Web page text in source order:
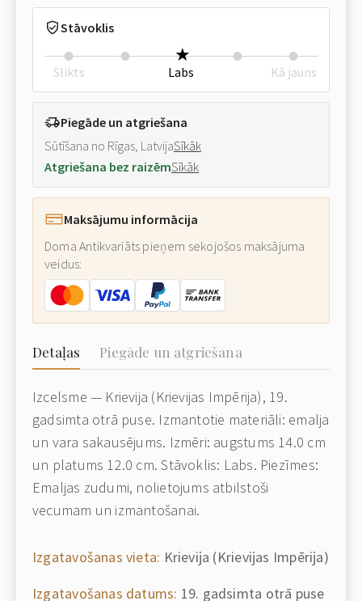
Stāvoklis
Slikts Labs Kā jauns
Piegāde un atgriešana
Sūtīšana no Rīgas, LatvijaSīkāk
Atgriešana bez raizēmSīkāk
Maksājumu informācija
Doma Antikvariāts pieņem sekojošos maksājuma
veidus:
Detaļas Piegāde un atgriešana
Izcelsme — Krievija (Krievijas Impērija), 19.
gadsimta otrā puse. Izmantotie materiāli: emalja
un vara sakausējums. Izmēri: augstums 14.0 cm
un platums 12.0 cm. Stāvoklis: Labs. Piezīmes:
Emaljas zudumi, nolietojums atbilstoši
vecumam un izmantošanai.
Izgatavošanas vieta: Krievija (Krievijas Impērija)
Izgatavošanas datums: 19. gadsimta otrā puse